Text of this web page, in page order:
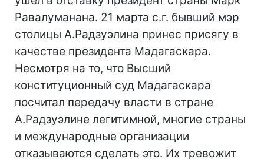
Равалуманана. 21 марта с.г. бывший мэр
столицы А.Радзуэлина принес присягу в
качестве президента Мадагаскара.
Несмотря на то, что Высший
конституционный суд Мадагаскара
посчитал передачу власти в стране
А.Радзуэлине легитимной, многие страны
и международные организации
отказываются сделать это. Их тревожит